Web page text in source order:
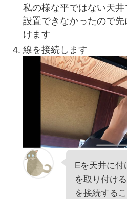
私の様な平ではない天
設置できなかったので
けます
線を接続します
Eを天井に付
を取り付け
を接続する